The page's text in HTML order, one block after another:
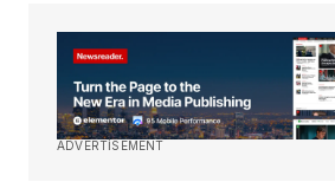
ADVERTISEMENT